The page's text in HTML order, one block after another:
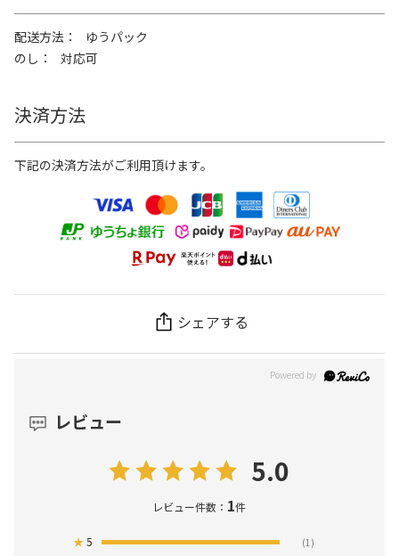
配送方法
ゆうパック
のし
対応可
決済方法
下記の決済方法がご利用頂けます。
シェアする
レビュー
5.0
レビュー件数： 1件
★5 (1)